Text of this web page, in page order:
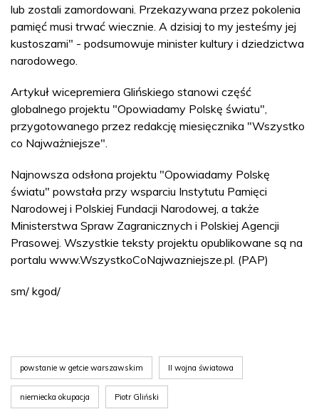
lub zostali zamordowani. Przekazywana przez pokolenia
pamięć musi trwać wiecznie. A dzisiaj to my jesteśmy jej
kustoszami" - podsumowuje minister kultury i dziedzictwa
narodowego.
Artykuł wicepremiera Glińskiego stanowi część
globalnego projektu "Opowiadamy Polskę światu",
przygotowanego przez redakcję miesięcznika "Wszystko
co Najważniejsze".
Najnowsza odsłona projektu "Opowiadamy Polskę
światu" powstała przy wsparciu Instytutu Pamięci
Narodowej i Polskiej Fundacji Narodowej, a także
Ministerstwa Spraw Zagranicznych i Polskiej Agencji
Prasowej. Wszystkie teksty projektu opublikowane są na
portalu www.WszystkoCoNajwazniejsze.pl. (PAP)
sm/ kgod/
powstanie w getcie warszawskim II wojna światowa
niemiecka okupacja Piotr Gliński